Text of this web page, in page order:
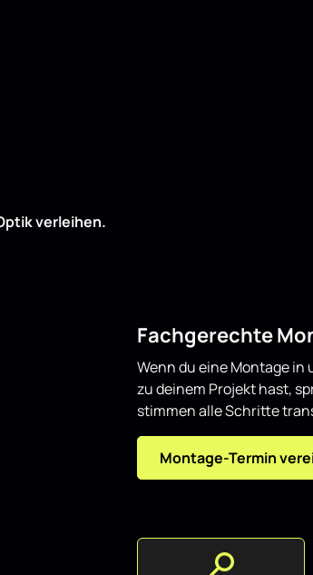
verleihen.
Fachgerechte
Wenn du eine Montage in
zu deinem Projekt hast,
stimmen alle Schritte
Montage-Termin